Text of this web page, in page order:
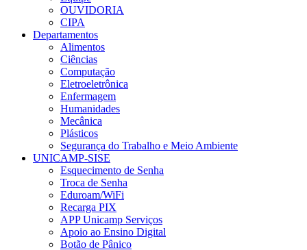
OUVIDORIA
CIPA
Departamentos
Alimentos
Ciências
Computação
Eletroeletrônica
Enfermagem
Humanidades
Mecânica
Plásticos
Segurança do Trabalho e Meio Ambiente
UNICAMP-SISE
Esquecimento de Senha
Troca de Senha
Eduroam/WiFi
Recarga PIX
APP Unicamp Serviços
Apoio ao Ensino Digital
Botão de Pânico